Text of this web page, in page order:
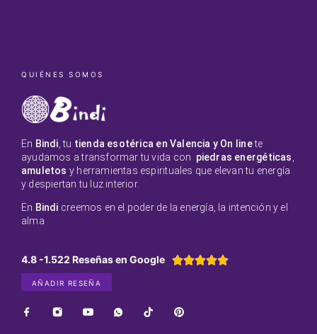
QUIÉNES SOMOS
En Bindi , tu tienda esotérica en Valencia y On linete
ayudamos a transformar tu vida con piedras energéticas
amuletos y herramientas espirituales que elevan tu energía
y despiertan tu luz interior.
En Bindi creemos en el poder de la energía, la intención y el
alma
4.8 -1.522 Reseñas en Google 
AÑADIR RESEÑA